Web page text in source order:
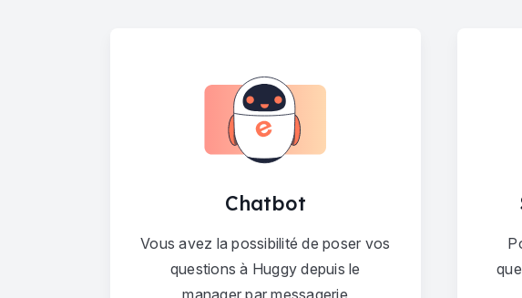
Chatbot
Vous avez la possibilité de poser vos
questions à Huggy depuis le
manager par messagerie